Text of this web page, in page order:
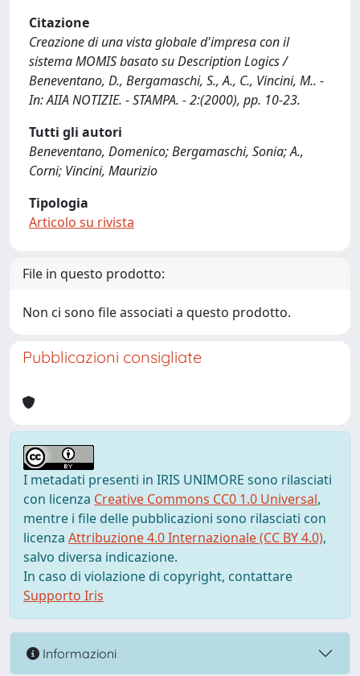
Citazione
Creazione di una vista globale d'impresa con il
sistema MOMIS basato su Description Logics /
Beneventano, D., Bergamaschi, S., A., C., Vincini, M.. -
In: AIIA NOTIZIE. - STAMPA. - 2:(2000), pp. 10-23.
Tutti gli autori
Beneventano, Domenico; Bergamaschi, Sonia; A.,
Corni; Vincini, Maurizio
Tipologia
Articolo su rivista
File in questo prodotto:
Non ci sono file associati a questo prodotto.
Pubblicazioni consigliate
I metadati presenti in IRIS UNIMORE sono rilasciati
con licenza Creative Commons CC0 1.0 Universal,
mentre i file delle pubblicazioni sono rilasciati con
licenza Attribuzione 4.0 Internazionale (CC BY 4.0),
salvo diversa indicazione.
In caso di violazione di copyright, contattare
Supporto Iris
Informazioni